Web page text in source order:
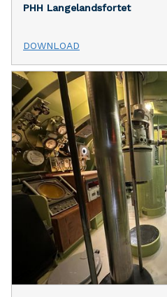
PHH Langelandsfortet
DOWNLOAD